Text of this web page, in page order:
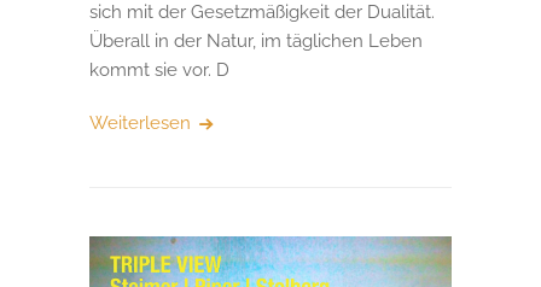
sich mit der Gesetzmäßigkeit der Dualität.
Überall in der Natur, im täglichen Leben
kommt sie vor. D
Weiterlesen